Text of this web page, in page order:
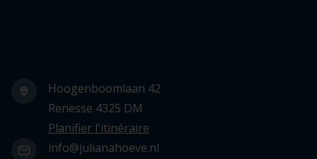
Hoogenboomlaan 42
Renesse 4325 DM
Planifier l'itinéraire
info@julianahoeve.nl